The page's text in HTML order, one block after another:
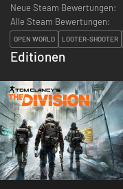
Neue Steam Bewertungen:
Alle Steam Bewertungen:
OPEN WORLD LOOTER-SHOOTER
Editionen